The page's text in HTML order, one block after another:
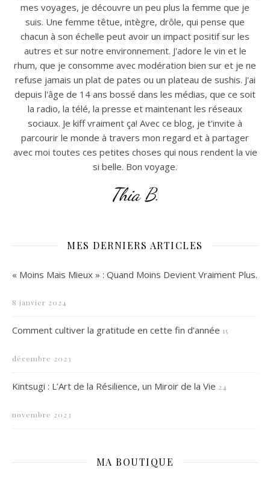
mes voyages, je découvre un peu plus la femme que je
suis. Une femme têtue, intègre, drôle, qui pense que
chacun à son échelle peut avoir un impact positif sur les
autres et sur notre environnement. J'adore le vin et le
rhum, que je consomme avec modération bien sur et je ne
refuse jamais un plat de pates ou un plateau de sushis. J'ai
depuis l'âge de 14 ans bossé dans les médias, que ce soit
la radio, la télé, la presse et maintenant les réseaux
sociaux. Je kiff vraiment ça! Avec ce blog, je t'invite à
parcourir le monde à travers mon regard et à partager
avec moi toutes ces petites choses qui nous rendent la vie
si belle. Bon voyage.
Thia B.
MES DERNIERS ARTICLES
« Moins Mais Mieux » : Quand Moins Devient Vraiment Plus.
8 janvier 2024
Comment cultiver la gratitude en cette fin d’année 15
décembre 2023
Kintsugi : L’Art de la Résilience, un Miroir de la Vie 24
novembre 2023
MA BOUTIQUE